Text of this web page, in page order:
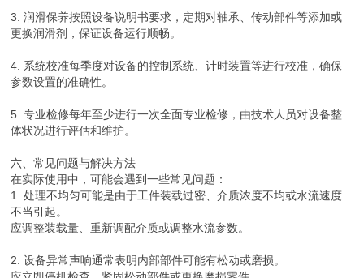
3. 润滑保养按照设备说明书要求，定期对轴承、传动部件等添加或
更换润滑剂，保证设备运行顺畅。
4. 系统校准每季度对设备的控制系统、计时装置等进行校准，确保
参数设置的准确性。
5. 专业检修每年至少进行一次全面专业检修，由技术人员对设备整
体状况进行评估和维护。
六、常见问题与解决方法
在实际使用中，可能会遇到一些常见问题：
1. 处理不均匀可能是由于工件装载过密、介质浓度不均或水流速度
不当引起。
应调整装载量、重新调配介质或调整水流参数。
2. 设备异常声响通常表明内部部件可能有松动或磨损。